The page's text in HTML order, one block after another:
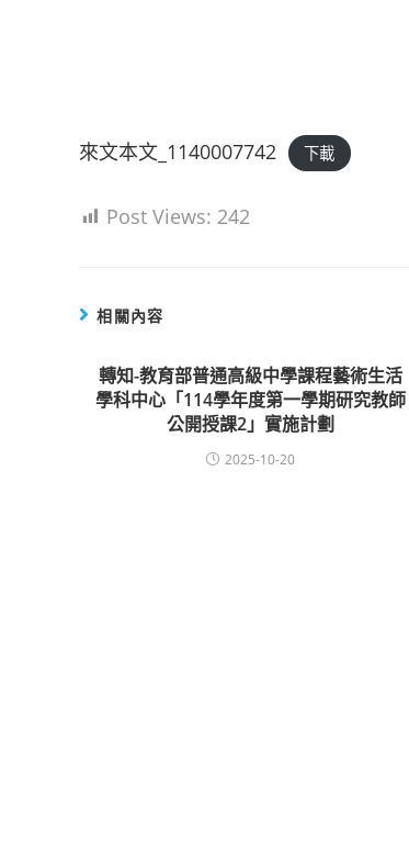
來文本文_1140007742 下載
Post Views: 242
相關內容
轉知-教育部普通高級中學課程藝術生活
學科中心「114學年度第一學期研究教師
公開授課2」實施計劃
2025-10-20